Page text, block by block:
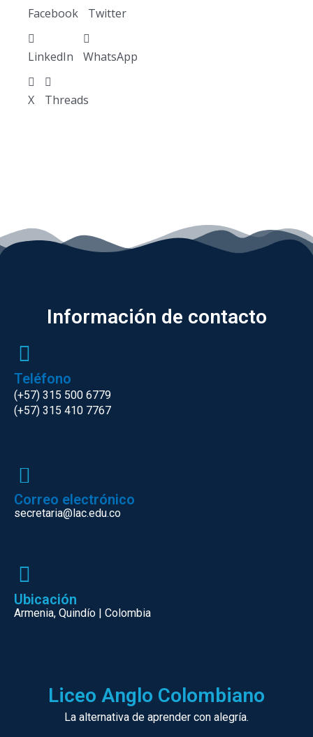
Facebook Twitter
LinkedIn WhatsApp
X Threads
Información de contacto
Teléfono
(+57) 315 500 6779
(+57) 315 410 7767
Correo electrónico
secretaria@lac.edu.co
Ubicación
Armenia, Quindío | Colombia
Liceo Anglo Colombiano
La alternativa de aprender con alegría.